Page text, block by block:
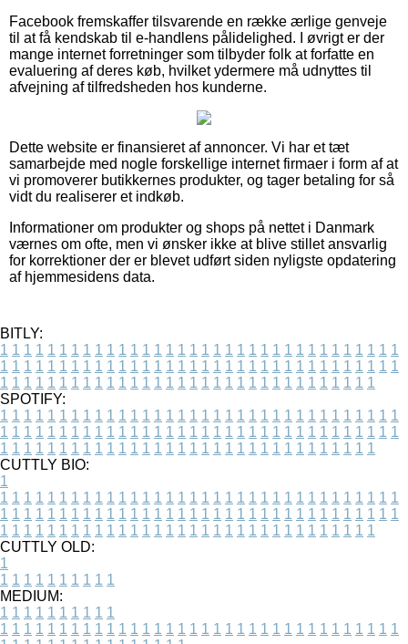
Facebook fremskaffer tilsvarende en række ærlige genveje
til at få kendskab til e-handlens pålidelighed. I øvrigt er der
mange internet forretninger som tilbyder folk at forfatte en
evaluering af deres køb, hvilket ydermere må udnyttes til
afvejning af tilfredsheden hos kunderne.
Dette website er finansieret af annoncer. Vi har et tæt
samarbejde med nogle forskellige internet firmaer i form af at
vi promoverer butikkernes produkter, og tager betaling for så
vidt du realiserer et indkøb.
Informationer om produkter og shops på nettet i Danmark
værnes om ofte, men vi ønsker ikke at blive stillet ansvarlig
for korrektioner der er blevet udført siden nyligste opdatering
af hjemmesidens data.
BITLY:
1 1 1 1 1 1 1 1 1 1 1 1 1 1 1 1 1 1 1 1 1 1 1 1 1 1 1 1 1 1 1 1 1 1
1 1 1 1 1 1 1 1 1 1 1 1 1 1 1 1 1 1 1 1 1 1 1 1 1 1 1 1 1 1 1 1 1 1
1 1 1 1 1 1 1 1 1 1 1 1 1 1 1 1 1 1 1 1 1 1 1 1 1 1 1 1 1 1 1 1
SPOTIFY:
1 1 1 1 1 1 1 1 1 1 1 1 1 1 1 1 1 1 1 1 1 1 1 1 1 1 1 1 1 1 1 1 1 1
1 1 1 1 1 1 1 1 1 1 1 1 1 1 1 1 1 1 1 1 1 1 1 1 1 1 1 1 1 1 1 1 1 1
1 1 1 1 1 1 1 1 1 1 1 1 1 1 1 1 1 1 1 1 1 1 1 1 1 1 1 1 1 1 1 1
CUTTLY BIO:
1
1 1 1 1 1 1 1 1 1 1 1 1 1 1 1 1 1 1 1 1 1 1 1 1 1 1 1 1 1 1 1 1 1 1
1 1 1 1 1 1 1 1 1 1 1 1 1 1 1 1 1 1 1 1 1 1 1 1 1 1 1 1 1 1 1 1 1 1
1 1 1 1 1 1 1 1 1 1 1 1 1 1 1 1 1 1 1 1 1 1 1 1 1 1 1 1 1 1 1 1
CUTTLY OLD:
1
1 1 1 1 1 1 1 1 1 1
MEDIUM:
1 1 1 1 1 1 1 1 1 1
1 1 1 1 1 1 1 1 1 1 1 1 1 1 1 1 1 1 1 1 1 1 1 1 1 1 1 1 1 1 1 1 1 1